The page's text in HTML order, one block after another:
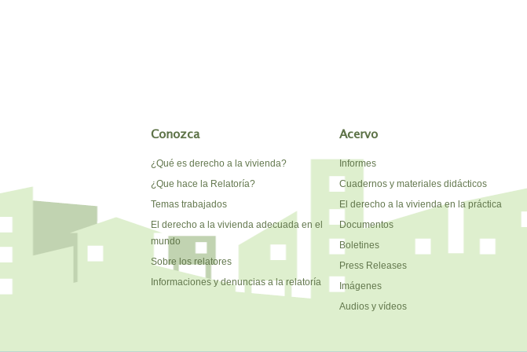
Conozca
¿Qué es derecho a la vivienda?
¿Que hace la Relatoría?
Temas trabajados
El derecho a la vivienda adecuada en el
mundo
Sobre los relatores
Informaciones y denuncias a la relatoría
Acervo
Informes
Cuadernos y materiales didácticos
El derecho a la vivienda en la práctica
Documentos
Boletines
Press Releases
Imágenes
Audios y vídeos